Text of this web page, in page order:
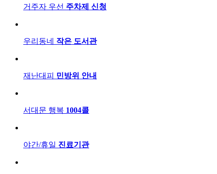
거주자 우선 주차제 신청
우리동네 작은 도서관
재난대피 민방위 안내
서대문 행복 1004콜
야간/휴일 진료기관